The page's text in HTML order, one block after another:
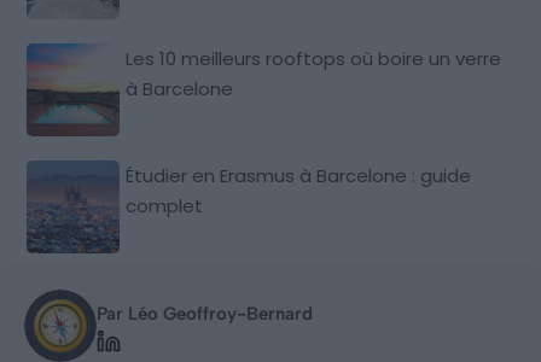
Les 10 meilleurs rooftops où boire un verre
à Barcelone
Étudier en Erasmus à Barcelone : guide
complet
Par Léo Geoffroy-Bernard